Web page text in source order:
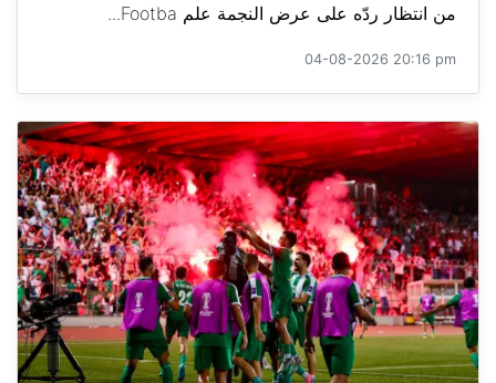
من انتظار ردّه على عرض النجمة علم Footba...
04-08-2026 20:16 pm